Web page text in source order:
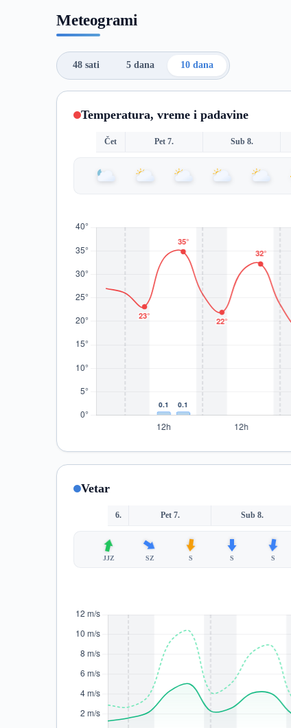
Meteogrami
48 sati 5 dana 10 dana
Temperatura, vreme i padavine
Čet Pet 7. Sub 8.
Vetar
6. Pet 7. Sub 8.
JJZ SZ S S S